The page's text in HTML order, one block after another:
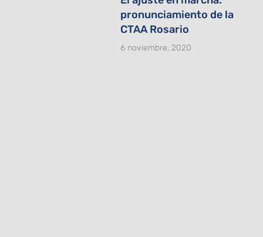
pronunciamiento de la
CTAA Rosario
6 noviembre, 2020